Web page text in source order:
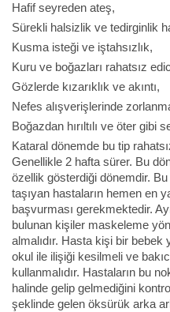
Hafif seyreden ateş,
Sürekli halsizlik ve tedirginlik
Kusma isteği ve iştahsızlık,
Kuru ve boğazları rahatsız
Gözlerde kızarıklık ve akıntı,
Nefes alışverişlerinde
Boğazdan hırıltılı ve öter gibi
Kataral dönemde bu tip
Genellikle 2 hafta sürer. Bu
özellik gösterdiği dönemdir.
taşıyan hastaların hemen en
başvurması gerekmektedir.
bulunan kişiler maskeleme
almalıdır. Hasta kişi bir
okul ile ilişiği kesilmeli ve
kullanmalıdır. Hastaların bu
halinde gelip gelmediğini
şeklinde gelen öksürük arka